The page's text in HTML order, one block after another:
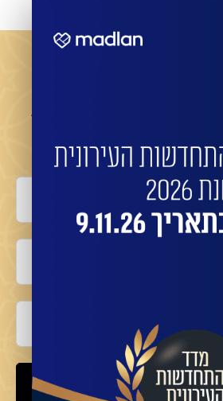
התחדשות בניינית או פינוי
שלח